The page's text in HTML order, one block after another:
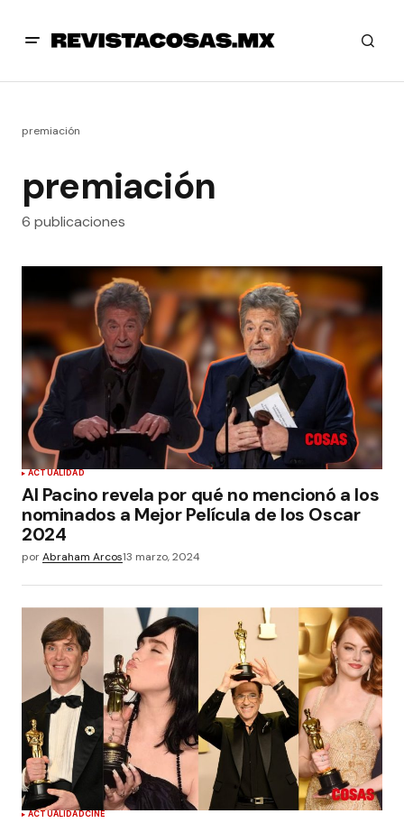
premiación
premiación
6 publicaciones
ACTUALIDAD
Al Pacino revela por qué no mencionó a los
nominados a Mejor Película de los Oscar
2024
porAbraham Arcos13 marzo, 2024
ACTUALIDADCINE